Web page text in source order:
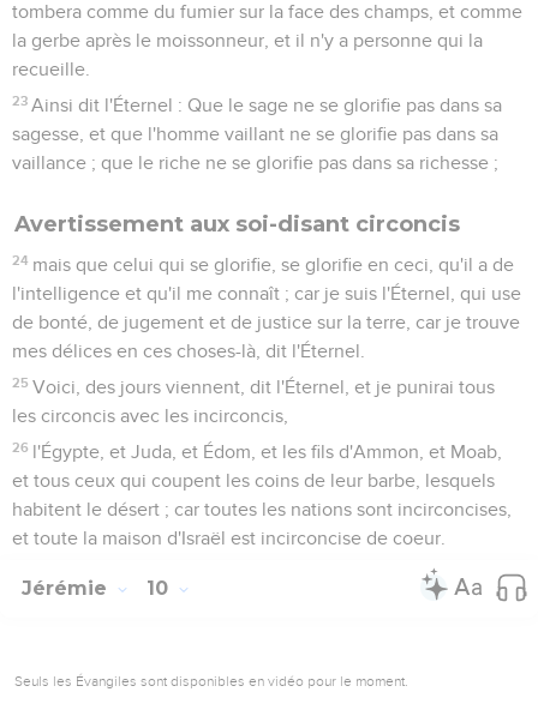
tombera comme du fumier sur la face des champs, et comme
la gerbe après le moissonneur, et il n'y a personne qui la
recueille.
23 Ainsi dit l'Éternel : Que le sage ne se glorifie pas dans sa
sagesse, et que l'homme vaillant ne se glorifie pas dans sa
vaillance ; que le riche ne se glorifie pas dans sa richesse ;
Avertissement aux soi-disant circoncis
24 mais que celui qui se glorifie, se glorifie en ceci, qu'il a de
l'intelligence et qu'il me connaît ; car je suis l'Éternel, qui use
de bonté, de jugement et de justice sur la terre, car je trouve
mes délices en ces choses-là, dit l'Éternel.
25 Voici, des jours viennent, dit l'Éternel, et je punirai tous
les circoncis avec les incirconcis,
26 l'Égypte, et Juda, et Édom, et les fils d'Ammon, et Moab,
et tous ceux qui coupent les coins de leur barbe, lesquels
habitent le désert ; car toutes les nations sont incirconcises,
et toute la maison d'Israël est incirconcise de coeur.
Jérémie 10
Seuls les Évangiles sont disponibles en vidéo pour le moment.